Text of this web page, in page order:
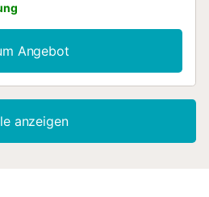
Golf Club (3 Autominuten) –
dem Gelände der Unterkunft
Feriendomizil besitzt 3
und bietet seinen Gästen
einen Kamin und eine
Zu den weiteren
gehören Bettwäsche und ein
Angebot
anzeigen